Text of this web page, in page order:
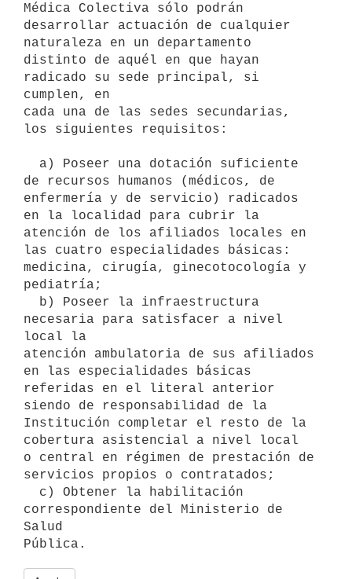
Médica Colectiva sólo podrán
desarrollar actuación de cualquier
naturaleza en un departamento
distinto de aquél en que hayan
radicado su sede principal, si
cumplen, en
cada una de las sedes secundarias,
los siguientes requisitos:
de recursos humanos (médicos, de
enfermería y de servicio) radicados
en la localidad para cubrir la
atención de los afiliados locales en
las cuatro especialidades básicas:
medicina, cirugía, ginecotocología y
pediatría;
necesaria para satisfacer a nivel
local la
atención ambulatoria de sus afiliados
en las especialidades básicas
referidas en el literal anterior
siendo de responsabilidad de la
Institución completar el resto de la
cobertura asistencial a nivel local
o central en régimen de prestación de
servicios propios o contratados;
correspondiente del Ministerio de
Salud